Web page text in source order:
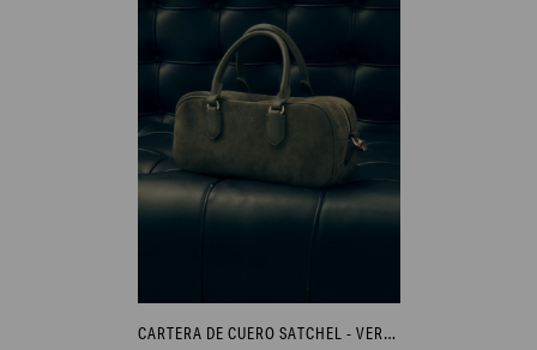
CARTERA DE CUERO SATCHEL - VERDE OLIVA